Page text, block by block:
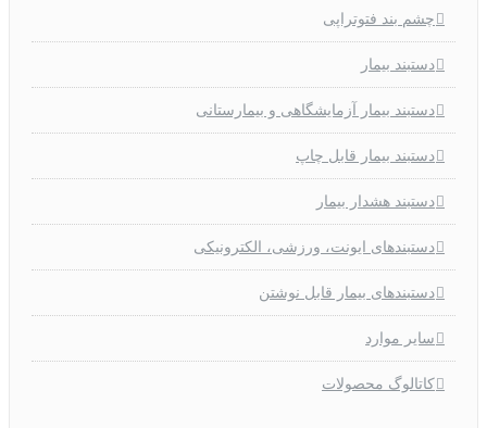
چشم بند فتوتراپی
دستبند بیمار
دستبند بیمار آزمایشگاهی و بیمارستانی
دستبند بیمار قابل چاپ
دستبند هشدار بیمار
دستبندهای ایونت، ورزشی، الکترونیکی
دستبندهای بیمار قابل نوشتن
سایر موارد
کاتالوگ محصولات